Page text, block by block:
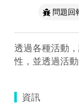
問題回
透過各種活動
性，並透過活
資訊